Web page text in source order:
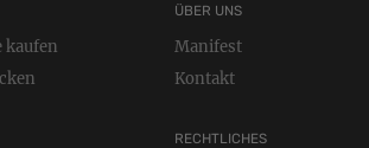
kaufen
RECHTLICHES
ÜBER UNS
Manifest
Kontakt